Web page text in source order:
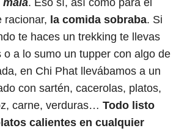
mala. Eso sí, así como para el
racionar, la comida sobraba. Si
te haces un trekking te llevas
o a lo sumo un tupper con algo de
en Chi Phat llevábamos a un
con sartén, cacerolas, platos,
carne, verduras… Todo listo
calientes en cualquier